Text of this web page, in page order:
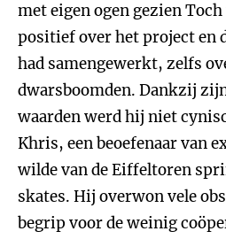
met eigen ogen gezien
positief over het project en
had samengewerkt, zelfs
dwarsboomden. Dankzij
waarden werd hij niet
Khris, een beoefenaar van
wilde van de Eiffeltoren
skates. Hij overwon vele
begrip voor de weinig